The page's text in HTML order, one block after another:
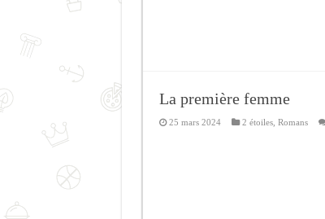
La première femme
25 mars 2024 2 étoiles, Romans